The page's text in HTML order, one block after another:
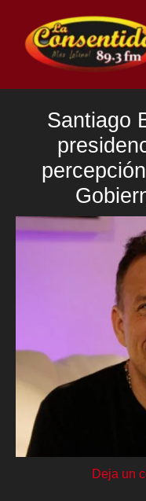
contenido
Santiago
Deja un